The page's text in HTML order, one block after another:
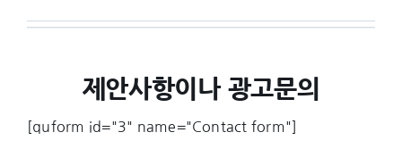
제안사항이나 광고문의
[quform id="3" name="Contact form"]